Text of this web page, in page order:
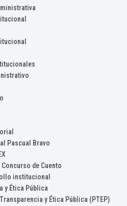
Pascual Bravo
de Cuento
institucional
y Ética Pública
y Ética Pública (PTEP)